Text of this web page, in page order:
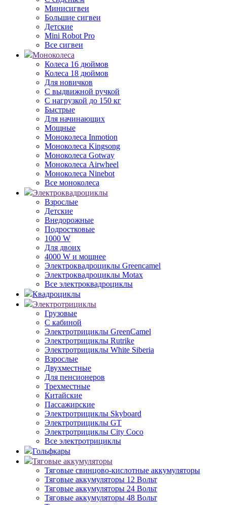
Минисигвеи
Большие сигвеи
Детские
Mini Robot Pro
Все сигвеи
Моноколеса
Колеса 16 дюймов
Колеса 18 дюймов
Для новичков
С выдвижной ручкой
С нагрузкой до 150 кг
Быстрые
Для начинающих
Мощные
Моноколеса Inmotion
Моноколеса Kingsong
Моноколеса Gotway
Моноколеса Airwheel
Моноколеса Ninebot
Все моноколеса
Электроквадроциклы
Взрослые
Детские
Внедорожные
Подростковые
1000 W
Для двоих
4000 W и мощнее
Электроквадроциклы Greencamel
Электроквадроциклы Motax
Все электроквадроциклы
Квадроциклы
Электротрициклы
Грузовые
С кабиной
Электротрициклы GreenCamel
Электротрициклы Rutrike
Электротрициклы White Siberia
Взрослые
Двухместные
Для пенсионеров
Трехместные
Китайские
Пассажирские
Электротрициклы Skyboard
Электротрициклы GT
Электротрициклы City Coco
Все электротрициклы
Гольфкары
Тяговые аккумуляторы
Тяговые свинцово-кислотные аккумуляторы
Тяговые аккумуляторы 12 Вольт
Тяговые аккумуляторы 24 Вольт
Тяговые аккумуляторы 48 Вольт